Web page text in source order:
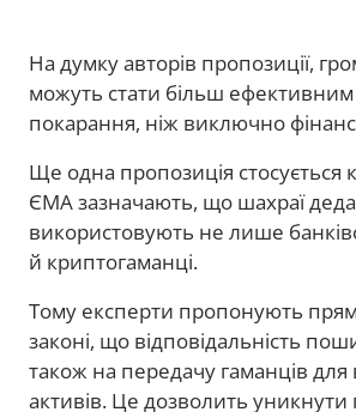
На думку авторів пропозиції,
можуть стати більш
покарання, ніж виключно
Ще одна пропозиція стосується
ЄМА зазначають, що шахраї
використовують не лише
й криптогаманці.
Тому експерти пропонують
законі, що відповідальність
також на передачу гаманців для
активів. Це дозволить уникнути